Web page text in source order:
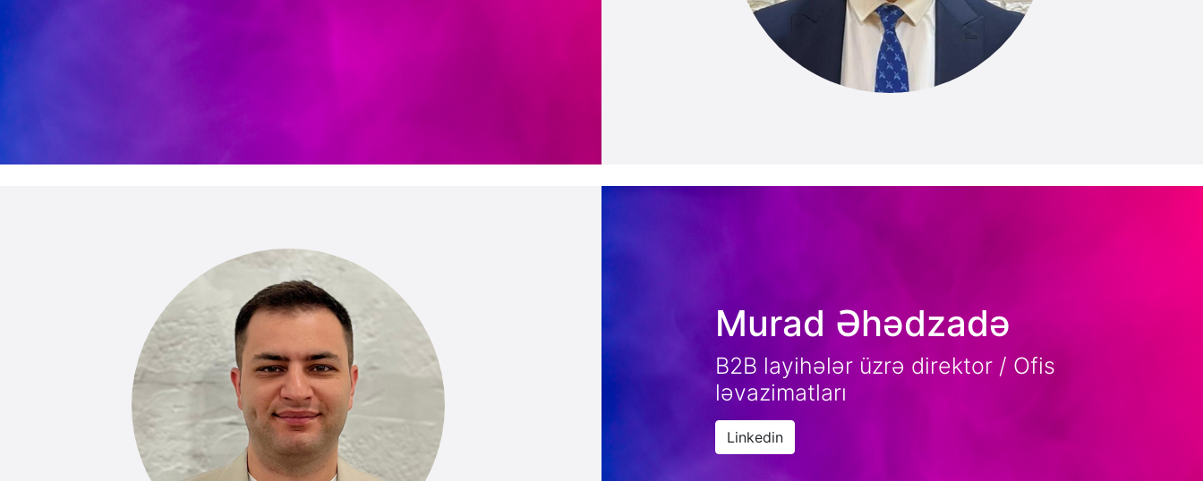
Murad Əhədzadə
B2B layihələr üzrə direktor / Ofis
ləvazimatları
Linkedin